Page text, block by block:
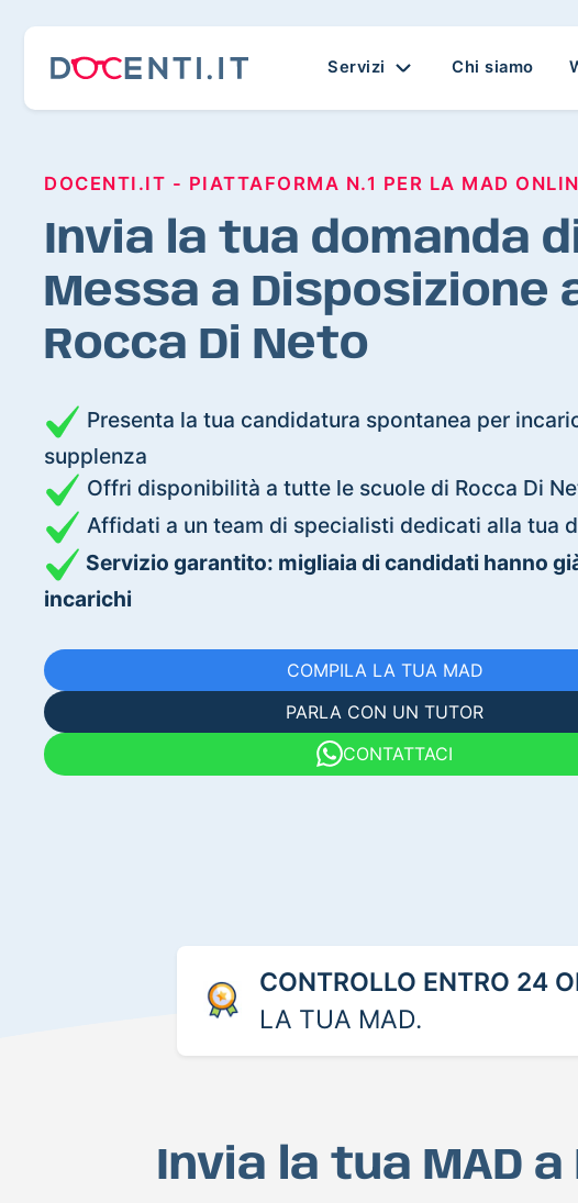
Servizi Chi siamo
DOCENTI.IT - PIATTAFORMA N.1 PER LA MAD
Invia la tua domanda
Messa a Disposizione
Rocca Di Neto
Presenta la tua candidatura spontanea per
supplenza
Offri disponibilità a tutte le scuole di Rocca Di
Affidati a un team di specialisti dedicati alla tua
Servizio garantito: migliaia di candidati hanno
incarichi
COMPILA LA TUA MAD
PARLA CON UN TUTOR
CONTATTACI
CONTROLLO ENTRO 24
LA TUA MAD.
Invia la tua MAD